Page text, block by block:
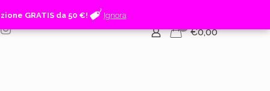
€0,00
GRATIS da 50 €! Ignora
GRATIS da 50 €! Ignora